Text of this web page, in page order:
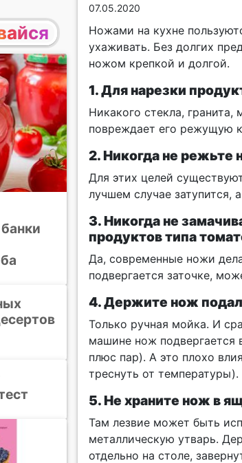
07.05.2020
Ножами на кухне
ухаживать. Без долгих
ножом крепкой и долгой.
1. Для нарезки
Никакого стекла,
повреждает его режущую
2. Никогда не
Для этих целей
лучшем случае затупится,
3. Никогда не
продуктов типа
Да, современные ножи
подвергается заточке,
4. Держите нож
Только ручная мойка. И
машине нож подвергается
плюс пар). А это плохо
треснуть от температуры).
5. Не храните нож в
Там лезвие может быть
металлическую утварь.
отдельно на столе,